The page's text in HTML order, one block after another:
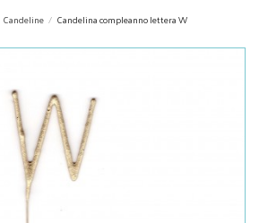
Candeline Candelina compleanno lettera W